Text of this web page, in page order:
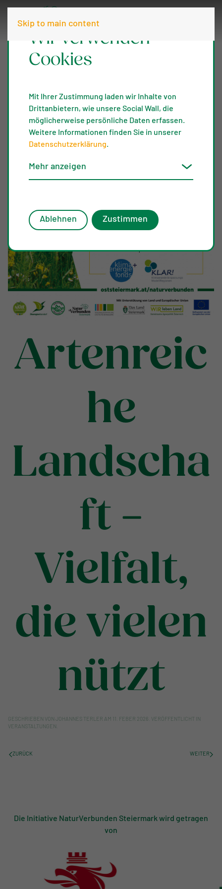
Skip to main content
Artenreic
he
Landscha
ft –
Vielfalt,
die vielen
nützt
GESCHRIEBEN VON JOHANNES TERLER AM 11. FEBER 2026
. VERÖFFENTLICHT IN
VERANSTALTUNGEN
ZURÜCK WEITER
Die Initiative NaturVerbunden Steiermark wird getragen
von
Wir verwenden
Cookies
Mit Ihrer Zustimmung laden wir Inhalte von
Drittanbietern, wie unsere Social Wall, die
möglicherweise persönliche Daten erfassen.
Weitere Informationen finden Sie in unserer
Datenschutzerklärung.
Mehr anzeigen
Ablehnen Zustimmen